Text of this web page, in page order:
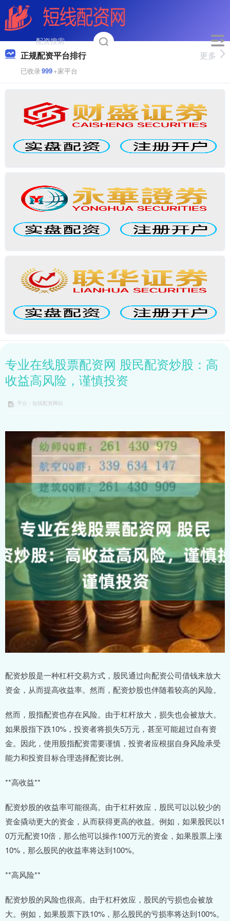
正规配资平台排行
已收录999+家平台
更多
专业在线股票配资网 股民配资炒股：高
收益高风险，谨慎投资
平台：短线配资网站
配资炒股是一种杠杆交易方式，股民通过向配资公司借钱来放大
资金，从而提高收益率。然而，配资炒股也伴随着较高的风险。
然而，股指配资也存在风险。由于杠杆放大，损失也会被放大。
如果股指下跌10%，投资者将损失5万元，甚至可能超过自有资
金。因此，使用股指配资需要谨慎，投资者应根据自身风险承受
能力和投资目标合理选择配资比例。
**高收益**
配资炒股的收益率可能很高。由于杠杆效应，股民可以以较少的
资金撬动更大的资金，从而获得更高的收益。例如，如果股民以1
0万元配资10倍，那么他可以操作100万元的资金，如果股票上涨
10%，那么股民的收益率将达到100%。
**高风险**
配资炒股的风险也很高。由于杠杆效应，股民的亏损也会被放
大。例如，如果股票下跌10%，那么股民的亏损率将达到100%。